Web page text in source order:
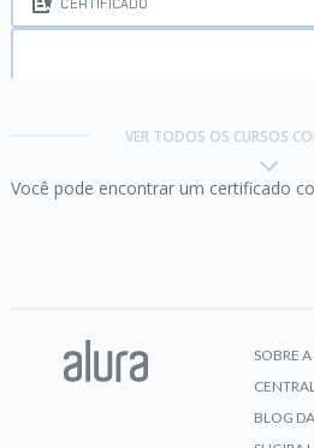
CERTIFICADO
VER TODOS OS CURSOS
Você pode encontrar um certificado
SOBRE
BLOG